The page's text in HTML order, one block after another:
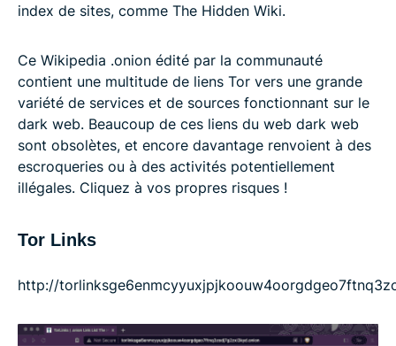
index de sites, comme The Hidden Wiki.
Ce Wikipedia .onion édité par la communauté
contient une multitude de liens Tor vers une grande
variété de services et de sources fonctionnant sur le
dark web. Beaucoup de ces liens du web dark web
sont obsolètes, et encore davantage renvoient à des
escroqueries ou à des activités potentiellement
illégales. Cliquez à vos propres risques !
Tor Links
http://